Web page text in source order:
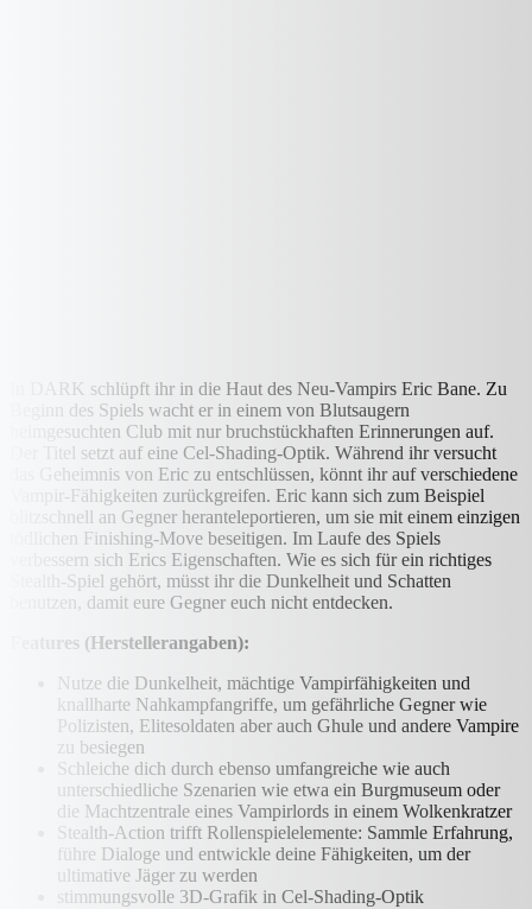
In DARK schlüpft ihr in die Haut des Neu-Vampirs Eric Bane. Zu
Beginn des Spiels wacht er in einem von Blutsaugern
heimgesuchten Club mit nur bruchstückhaften Erinnerungen auf.
Der Titel setzt auf eine Cel-Shading-Optik. Während ihr versucht
das Geheimnis von Eric zu entschlüssen, könnt ihr auf verschiedene
Vampir-Fähigkeiten zurückgreifen. Eric kann sich zum Beispiel
blitzschnell an Gegner heranteleportieren, um sie mit einem einzigen
tödlichen Finishing-Move beseitigen. Im Laufe des Spiels
verbessern sich Erics Eigenschaften. Wie es sich für ein richtiges
Stealth-Spiel gehört, müsst ihr die Dunkelheit und Schatten
benutzen, damit eure Gegner euch nicht entdecken.
Features (Herstellerangaben):
Nutze die Dunkelheit, mächtige Vampirfähigkeiten und
knallharte Nahkampfangriffe, um gefährliche Gegner wie
Polizisten, Elitesoldaten aber auch Ghule und andere Vampire
zu besiegen
Schleiche dich durch ebenso umfangreiche wie auch
unterschiedliche Szenarien wie etwa ein Burgmuseum oder
die Machtzentrale eines Vampirlords in einem Wolkenkratzer
Stealth-Action trifft Rollenspielelemente: Sammle Erfahrung,
führe Dialoge und entwickle deine Fähigkeiten, um der
ultimative Jäger zu werden
stimmungsvolle 3D-Grafik in Cel-Shading-Optik